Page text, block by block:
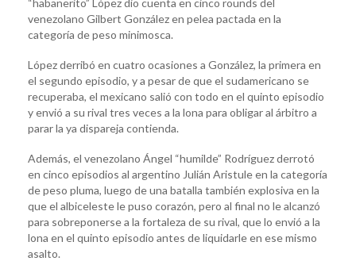
venezolano Gilbert González en pelea pactada en la
categoría de peso minimosca.
López derribó en cuatro ocasiones a González, la primera en
el segundo episodio, y a pesar de que el sudamericano se
recuperaba, el mexicano salió con todo en el quinto episodio
y envió a su rival tres veces a la lona para obligar al árbitro a
parar la ya dispareja contienda.
Además, el venezolano Ángel “humilde” Rodríguez derrotó
en cinco episodios al argentino Julián Aristule en la categoría
de peso pluma, luego de una batalla también explosiva en la
que el albiceleste le puso corazón, pero al final no le alcanzó
para sobreponerse a la fortaleza de su rival, que lo envió a la
lona en el quinto episodio antes de liquidarle en ese mismo
asalto.